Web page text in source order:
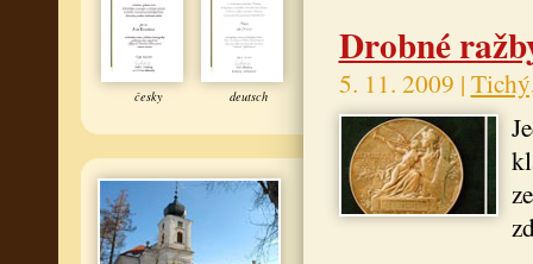
česky deutsch
Drobné
5. 11. 2009 |